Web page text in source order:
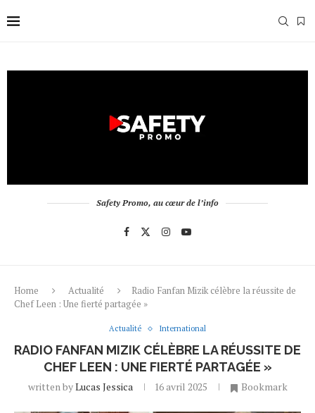
Safety Promo, au cœur de l’info
Home Actualité
Radio Fanfan Mizik célèbre la réussite de
Chef Leen : Une fierté partagée »
Actualité International
RADIO FANFAN MIZIK CÉLÈBRE LA RÉUSSITE DE
CHEF LEEN : UNE FIERTÉ PARTAGÉE »
written byLucas Jessica 16 avril 2025 Bookmark